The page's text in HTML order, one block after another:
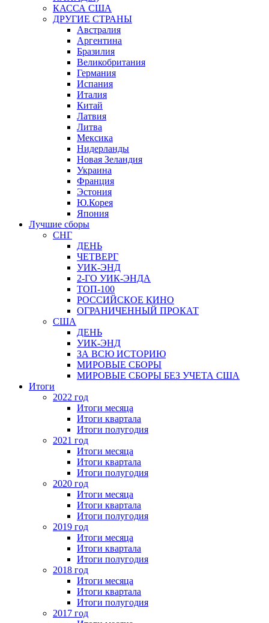
КАССА США
ДРУГИЕ СТРАНЫ
Австралия
Аргентина
Бразилия
Великобритания
Германия
Испания
Италия
Китай
Латвия
Литва
Мексика
Нидерланды
Новая Зеландия
Украина
Франция
Эстония
Ю.Корея
Япония
Лучшие сборы
СНГ
ДЕНЬ
ЧЕТВЕРГ
УИК-ЭНД
2-ГО УИК-ЭНДА
ТОП-100
РОССИЙСКОЕ КИНО
ОГРАНИЧЕННЫЙ ПРОКАТ
США
ДЕНЬ
УИК-ЭНД
ЗА ВСЮ ИСТОРИЮ
МИРОВЫЕ СБОРЫ
МИРОВЫЕ СБОРЫ БЕЗ УЧЕТА США
Итоги
2022 год
Итоги месяца
Итоги квартала
Итоги полугодия
2021 год
Итоги месяца
Итоги квартала
Итоги полугодия
2020 год
Итоги месяца
Итоги квартала
Итоги полугодия
2019 год
Итоги месяца
Итоги квартала
Итоги полугодия
2018 год
Итоги месяца
Итоги квартала
Итоги полугодия
2017 год